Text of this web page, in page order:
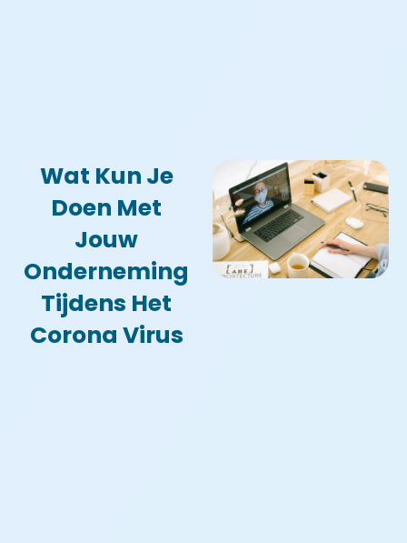
Wat Kun Je
Doen Met
Jouw
Onderneming
Tijdens Het
Corona Virus